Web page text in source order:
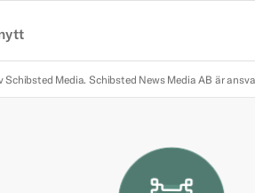
Schibsted Media. Schibsted News Media AB är